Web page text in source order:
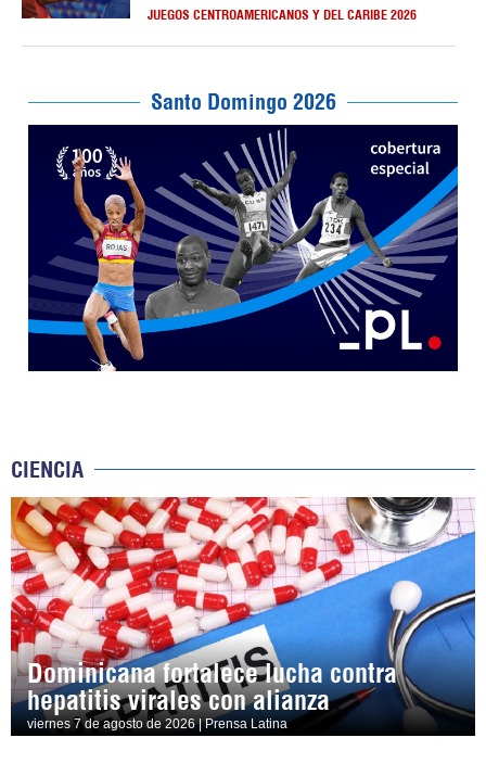
JUEGOS CENTROAMERICANOS Y DEL CARIBE 2026
Santo Domingo 2026
CIENCIA
Dominicana fortalece lucha contra
hepatitis virales con alianza
viernes 7 de agosto de 2026 | Prensa Latina